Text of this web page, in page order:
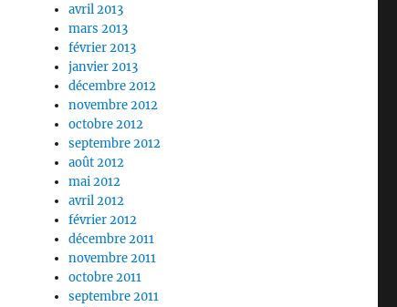
avril 2013
mars 2013
février 2013
janvier 2013
décembre 2012
novembre 2012
octobre 2012
septembre 2012
août 2012
mai 2012
avril 2012
février 2012
décembre 2011
novembre 2011
octobre 2011
septembre 2011